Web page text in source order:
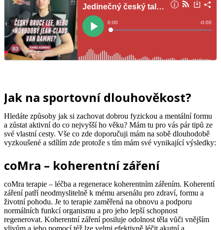
Jak na sportovní dlouhověkost?
Hledáte způsoby jak si zachovat dobrou fyzickou a mentální formu
a zůstat aktivní do co nejvyšší ho věku? Mám tu pro vás pár tipů ze
své vlastní cesty. Vše co zde doporučuji mám na sobě dlouhodobě
vyzkoušené a sdílím zde protože s tím mám své vynikající výsledky:
coMra – koherentní záření
coMra terapie – léčba a regenerace koherentním zářením. Koherentí
záření patří neodmyslitelně k mému arsenálu pro zdraví, formu a
životní pohodu. Je to terapie zaměřená na obnovu a podporu
normálních funkcí organismu a pro jeho lepší schopnost
regenerovat. Koherentní záření posiluje odolnost těla vůči vnějším